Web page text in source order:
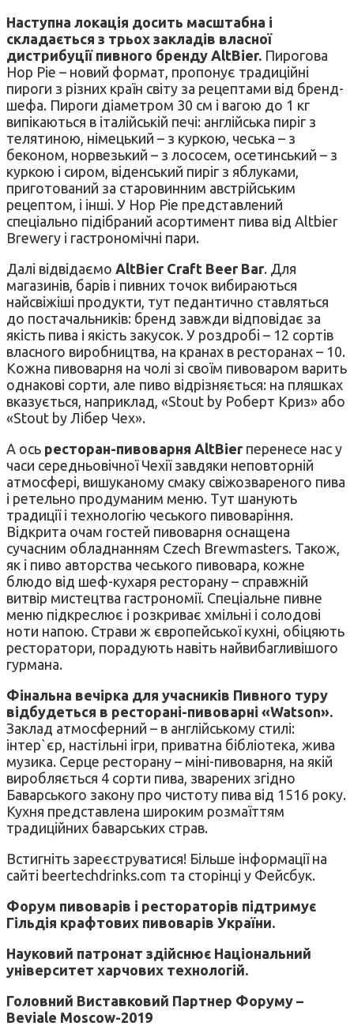
Наступна локація досить масштабна і
складається з трьох закладів власної
дистрибуції пивного бренду AltBier. Пирогова
Hop Pie – новий формат, пропонує традиційні
пироги з різних країн світу за рецептами від бренд-
шефа. Пироги діаметром 30 см і вагою до 1 кг
випікаються в італійській печі: англійська пиріг з
телятиною, німецький – з куркою, чеська – з
беконом, норвезький – з лососем, осетинський – з
куркою і сиром, віденський пиріг з яблуками,
приготований за старовинним австрійським
рецептом, і інші. У Hop Pie представлений
спеціально підібраний асортимент пива від Altbier
Brewery і гастрономічні пари.
Далі відвідаємо AltBier Craft Beer Bar. Для
магазинів, барів і пивних точок вибираються
найсвіжіші продукти, тут педантично ставляться
до постачальників: бренд завжди відповідає за
якість пива і якість закусок. У роздробі – 12 сортів
власного виробництва, на кранах в ресторанах – 10.
Кожна пивоварня на чолі зі своїм пивоваром варить
однакові сорти, але пиво відрізняється: на пляшках
вказується, наприклад, «Stout by Роберт Криз» або
«Stout by Лібер Чех».
А ось ресторан-пивоварня AltBier перенесе нас у
часи середньовічної Чехії завдяки неповторній
атмосфері, вишуканому смаку свіжозвареного пива
і ретельно продуманим меню. Тут шанують
традиції і технологію чеського пивоваріння.
Відкрита очам гостей пивоварня оснащена
сучасним обладнанням Czech Brewmasters. Також,
як і пиво авторства чеського пивовара, кожне
блюдо від шеф-кухаря ресторану – справжній
витвір мистецтва гастрономії. Спеціальне пивне
меню підкреслює і розкриває хмільні і солодові
ноти напою. Страви ж європейської кухні, обіцяють
ресторатори, порадують навіть найвибагливішого
гурмана.
Фінальна вечірка для учасників Пивного туру
відбудеться в ресторані-пивоварні «Watson».
Заклад атмосферний – в англійському стилі:
інтер`єр, настільні ігри, приватна бібліотека, жива
музика. Серце ресторану – міні-пивоварня, на якій
виробляється 4 сорти пива, зварених згідно
Баварського закону про чистоту пива від 1516 року.
Кухня представлена ​​широким розмаїттям
традиційних баварських страв.
Встигніть зареєструватися! Більше інформації на
сайті beertechdrinks.com та сторінці у Фейсбук.
Форум пивоварів і рестораторів підтримує
Гільдія крафтових пивоварів України.
Науковий патронат здійснює Національний
університет харчових технологій.
Головний Виставковий Партнер Форуму –
Beviale Moscow-2019